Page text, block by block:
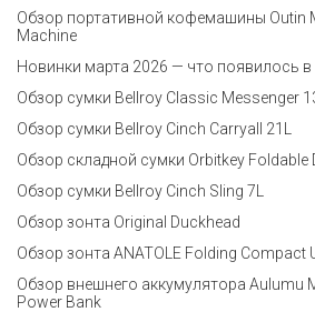
Обзор портативной кофемашины Outin
Machine
Новинки марта 2026 — что появилось в
Обзор сумки Bellroy Classic Messenger
Обзор сумки Bellroy Cinch Carryall 21L
Обзор складной сумки Orbitkey Foldable
Обзор сумки Bellroy Cinch Sling 7L
Обзор зонта Original Duckhead
Обзор зонта ANATOLE Folding Compact
Обзор внешнего аккумулятора Aulumu
Power Bank